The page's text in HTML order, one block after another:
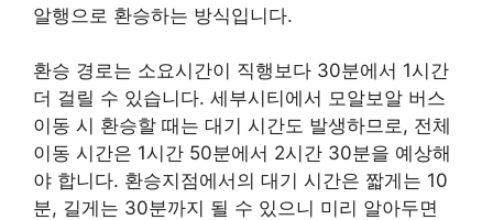
알행으로 환승하는 방식입니다.
환승 경로는 소요시간이 직행보다 30분에서 1시간
더 걸릴 수 있습니다. 세부시티에서 모알보알 버스
이동 시 환승할 때는 대기 시간도 발생하므로, 전체
이동 시간은 1시간 50분에서 2시간 30분을 예상해
야 합니다. 환승지점에서의 대기 시간은 짧게는 10
분, 길게는 30분까지 될 수 있으니 미리 알아두면